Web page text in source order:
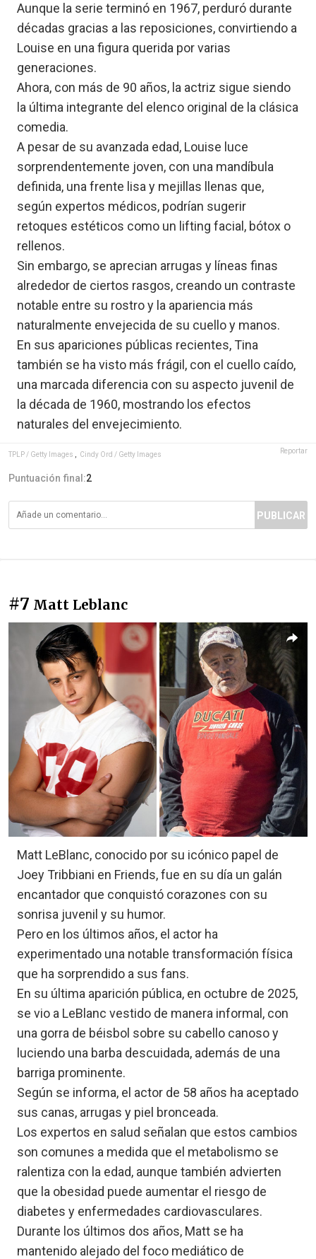
Aunque la serie terminó en 1967, perduró durante
décadas gracias a las reposiciones, convirtiendo a
Louise en una figura querida por varias
generaciones.
Ahora, con más de 90 años, la actriz sigue siendo
la última integrante del elenco original de la clásica
comedia.
A pesar de su avanzada edad, Louise luce
sorprendentemente joven, con una mandíbula
definida, una frente lisa y mejillas llenas que,
según expertos médicos, podrían sugerir
retoques estéticos como un lifting facial, bótox o
rellenos.
Sin embargo, se aprecian arrugas y líneas finas
alrededor de ciertos rasgos, creando un contraste
notable entre su rostro y la apariencia más
naturalmente envejecida de su cuello y manos.
En sus apariciones públicas recientes, Tina
también se ha visto más frágil, con el cuello caído,
una marcada diferencia con su aspecto juvenil de
la década de 1960, mostrando los efectos
naturales del envejecimiento.
TPLP / Getty Images , Cindy Ord / Getty Images Reportar
Puntuación final:2
PUBLICAR
#7 Matt Leblanc
Matt LeBlanc, conocido por su icónico papel de
Joey Tribbiani en Friends, fue en su día un galán
encantador que conquistó corazones con su
sonrisa juvenil y su humor.
Pero en los últimos años, el actor ha
experimentado una notable transformación física
que ha sorprendido a sus fans.
En su última aparición pública, en octubre de 2025,
se vio a LeBlanc vestido de manera informal, con
una gorra de béisbol sobre su cabello canoso y
luciendo una barba descuidada, además de una
barriga prominente.
Según se informa, el actor de 58 años ha aceptado
sus canas, arrugas y piel bronceada.
Los expertos en salud señalan que estos cambios
son comunes a medida que el metabolismo se
ralentiza con la edad, aunque también advierten
que la obesidad puede aumentar el riesgo de
diabetes y enfermedades cardiovasculares.
Durante los últimos dos años, Matt se ha
mantenido alejado del foco mediático de